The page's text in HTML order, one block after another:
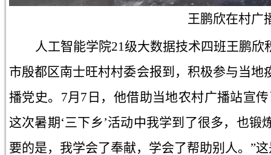
王鹏欣在村广
人工智能学院21级大数据技术四班王鹏
市殷都区南士旺村村委会报到，积极参与当
播党史。7月7日，他借助当地农村广播站宣
这次暑期‘三下乡’活动中我学到了很多，也
要的是，我学会了奉献，学会了帮助别人。”